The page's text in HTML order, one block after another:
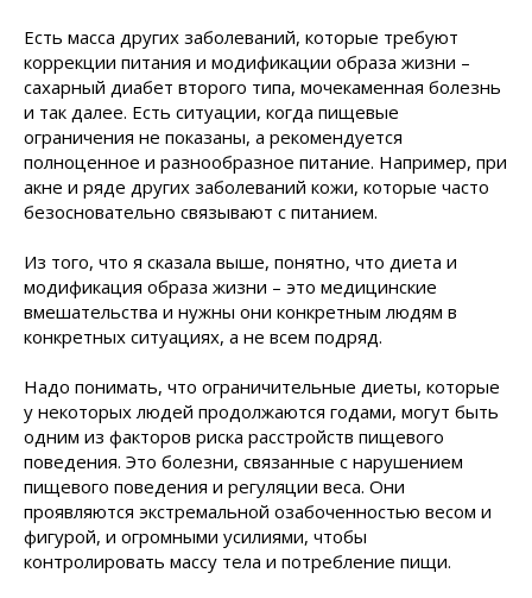
Есть масса других заболеваний, которые требуют
коррекции питания и модификации образа жизни –
сахарный диабет второго типа, мочекаменная болезнь
и так далее. Есть ситуации, когда пищевые
ограничения не показаны, а рекомендуется
полноценное и разнообразное питание. Например, при
акне и ряде других заболеваний кожи, которые часто
безосновательно связывают с питанием.
Из того, что я сказала выше, понятно, что диета и
модификация образа жизни – это медицинские
вмешательства и нужны они конкретным людям в
конкретных ситуациях, а не всем подряд.
Надо понимать, что ограничительные диеты, которые
у некоторых людей продолжаются годами, могут быть
одним из факторов риска расстройств пищевого
поведения. Это болезни, связанные с нарушением
пищевого поведения и регуляции веса. Они
проявляются экстремальной озабоченностью весом и
фигурой, и огромными усилиями, чтобы
контролировать массу тела и потребление пищи.